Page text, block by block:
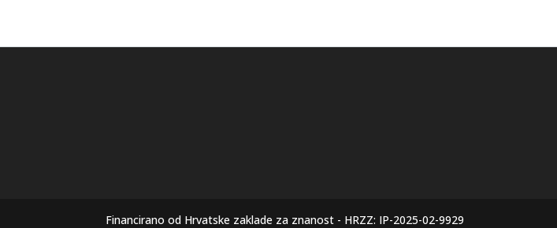
Financirano od Hrvatske zaklade za znanost - HRZZ: IP-2025-02-9929